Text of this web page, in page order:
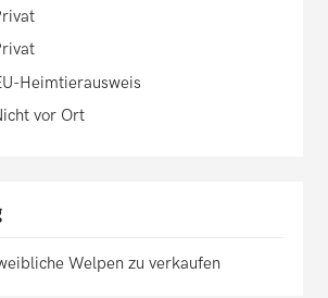
Heimtierausweis
vor Ort
Welpen zu verkaufen